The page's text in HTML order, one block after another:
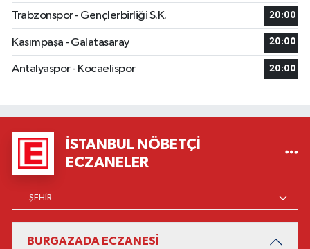
Trabzonspor - Gençlerbirliği S.K. 20:00
Kasımpaşa - Galatasaray 20:00
Antalyaspor - Kocaelispor 20:00
İSTANBUL NÖBETÇI
ECZANELER
BURGAZADA ECZANESİ